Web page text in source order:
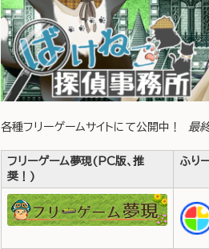
各種フリーゲームサイトにて公開中！ 最
フリーゲーム夢現(PC版、推
奨！)
ふり